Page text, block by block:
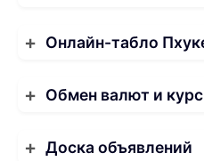
Онлайн-табло
Обмен валют и
Доска объявлений